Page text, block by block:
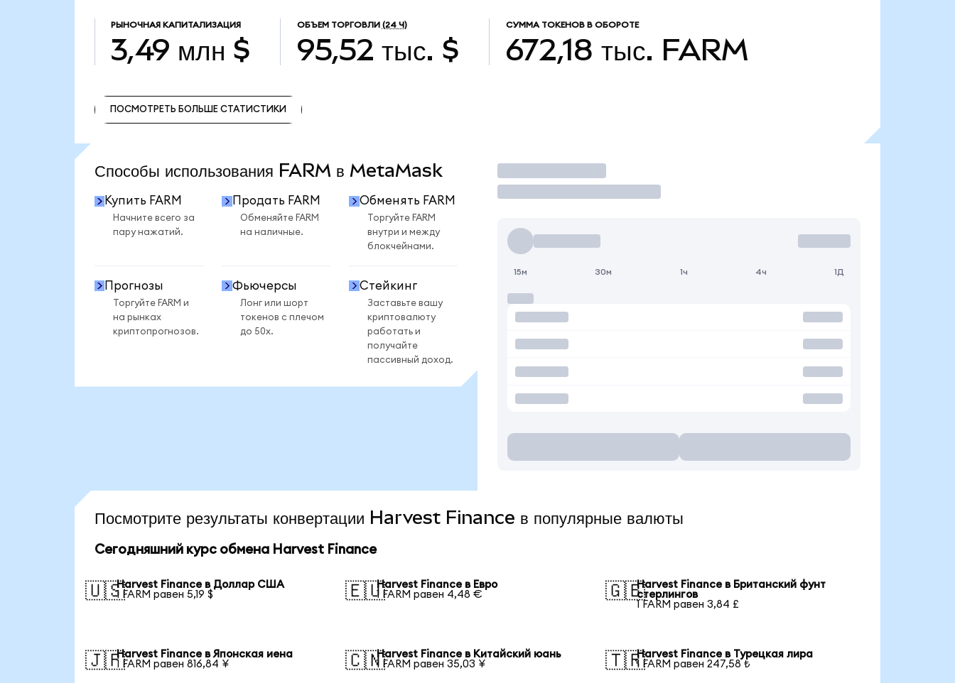
РЫНОЧНАЯ КАПИТАЛИЗАЦИЯ
3,49 млн $
ОБЪЕМ ТОРГОВЛИ (24 Ч)
95,52 тыс. $
СУММА ТОКЕНОВ В ОБОРОТЕ
672,18 тыс. FARM
ПОСМОТРЕТЬ БОЛЬШЕ СТАТИСТИКИ
Способы использования FARM в MetaMask
Купить FARM
Начните всего за
пару нажатий.
Продать FARM
Обменяйте FARM
на наличные.
Обменять FARM
Торгуйте FARM
внутри и между
блокчейнами.
Прогнозы
Торгуйте FARM и
на рынках
криптопрогнозов.
Фьючерсы
Лонг или шорт
токенов с плечом
до 50x.
Стейкинг
Заставьте вашу
криптовалюту
работать и
получайте
пассивный доход.
Торговать
15м 30м 1ч 4ч 1Д
Посмотрите результаты конвертации Harvest Finance в популярные валюты
Сегодняшний курс обмена Harvest Finance
🇺🇸Harvest Finance в Доллар США
1 FARM равен 5,19 $
🇪🇺Harvest Finance в Евро
1 FARM равен 4,48 €
🇬🇧Harvest Finance в Британский фунт
стерлингов
1 FARM равен 3,84 £
🇯🇵Harvest Finance в Японская иена
1 FARM равен 816,84 ¥
🇨🇳Harvest Finance в Китайский юань
1 FARM равен 35,03 ¥
🇹🇷Harvest Finance в Турецкая лира
1 FARM равен 247,58 ₺